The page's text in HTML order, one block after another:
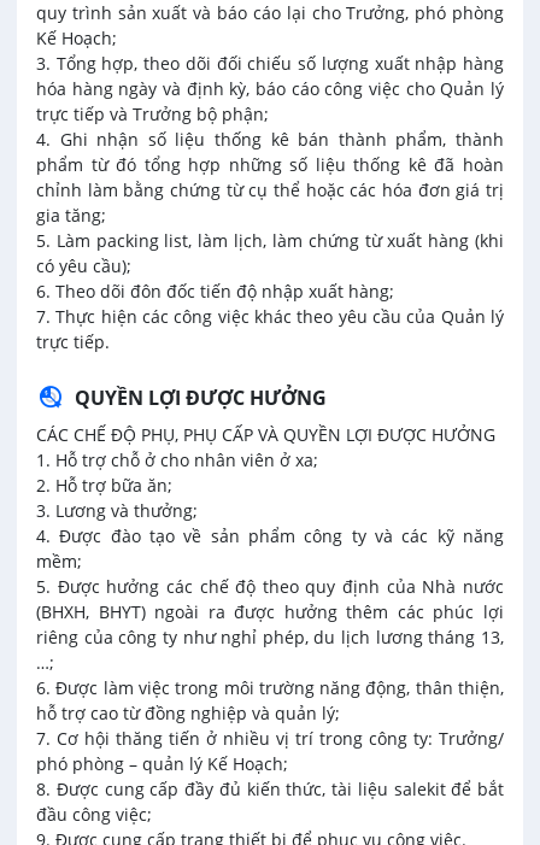
quy trình sản xuất và báo cáo lại cho Trưởng, phó phòng
Kế Hoạch;
3. Tổng hợp, theo dõi đối chiếu số lượng xuất nhập hàng
hóa hàng ngày và định kỳ, báo cáo công việc cho Quản lý
trực tiếp và Trưởng bộ phận;
4. Ghi nhận số liệu thống kê bán thành phẩm, thành
phẩm từ đó tổng hợp những số liệu thống kê đã hoàn
chỉnh làm bằng chứng từ cụ thể hoặc các hóa đơn giá trị
gia tăng;
5. Làm packing list, làm lịch, làm chứng từ xuất hàng (khi
có yêu cầu);
6. Theo dõi đôn đốc tiến độ nhập xuất hàng;
7. Thực hiện các công việc khác theo yêu cầu của Quản lý
trực tiếp.
QUYỀN LỢI ĐƯỢC HƯỞNG
CÁC CHẾ ĐỘ PHỤ, PHỤ CẤP VÀ QUYỀN LỢI ĐƯỢC HƯỞNG
1. Hỗ trợ chỗ ở cho nhân viên ở xa;
2. Hỗ trợ bữa ăn;
3. Lương và thưởng;
4. Được đào tạo về sản phẩm công ty và các kỹ năng
mềm;
5. Được hưởng các chế độ theo quy định của Nhà nước
(BHXH, BHYT) ngoài ra được hưởng thêm các phúc lợi
riêng của công ty như nghỉ phép, du lịch lương tháng 13,
…;
6. Được làm việc trong môi trường năng động, thân thiện,
hỗ trợ cao từ đồng nghiệp và quản lý;
7. Cơ hội thăng tiến ở nhiều vị trí trong công ty: Trưởng/
phó phòng – quản lý Kế Hoạch;
8. Được cung cấp đầy đủ kiến thức, tài liệu salekit để bắt
đầu công việc;
9. Được cung cấp trang thiết bị để phục vụ công việc.